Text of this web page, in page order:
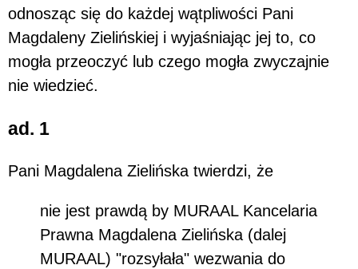
odnosząc się do każdej wątpliwości Pani
Magdaleny Zielińskiej i wyjaśniając jej to, co
mogła przeoczyć lub czego mogła zwyczajnie
nie wiedzieć.
ad. 1
Pani Magdalena Zielińska twierdzi, że
nie jest prawdą by MURAAL Kancelaria
Prawna Magdalena Zielińska (dalej
MURAAL) "rozsyłała" wezwania do